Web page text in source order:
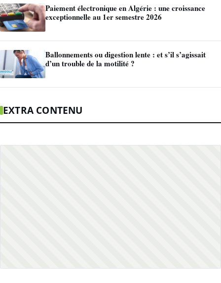
Paiement électronique en Algérie : une croissance
exceptionnelle au 1er semestre 2026
Ballonnements ou digestion lente : et s’il s’agissait
d’un trouble de la motilité ?
EXTRA CONTENU